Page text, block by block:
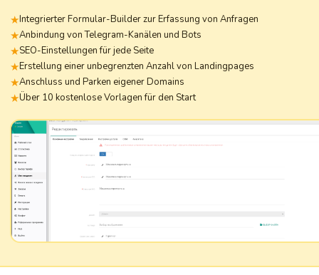
Integrierter Formular-Builder zur Erfassung von Anfragen
Anbindung von Telegram-Kanälen und Bots
SEO-Einstellungen für jede Seite
Erstellung einer unbegrenzten Anzahl von Landingpages
Anschluss und Parken eigener Domains
Über 10 kostenlose Vorlagen für den Start